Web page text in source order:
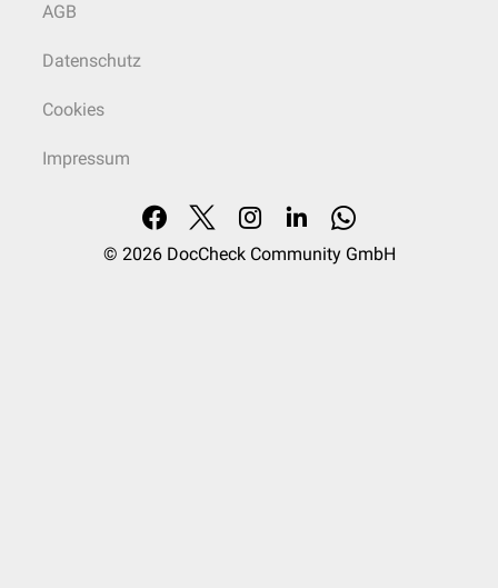
AGB
Datenschutz
Cookies
Impressum
© 2026 DocCheck Community GmbH